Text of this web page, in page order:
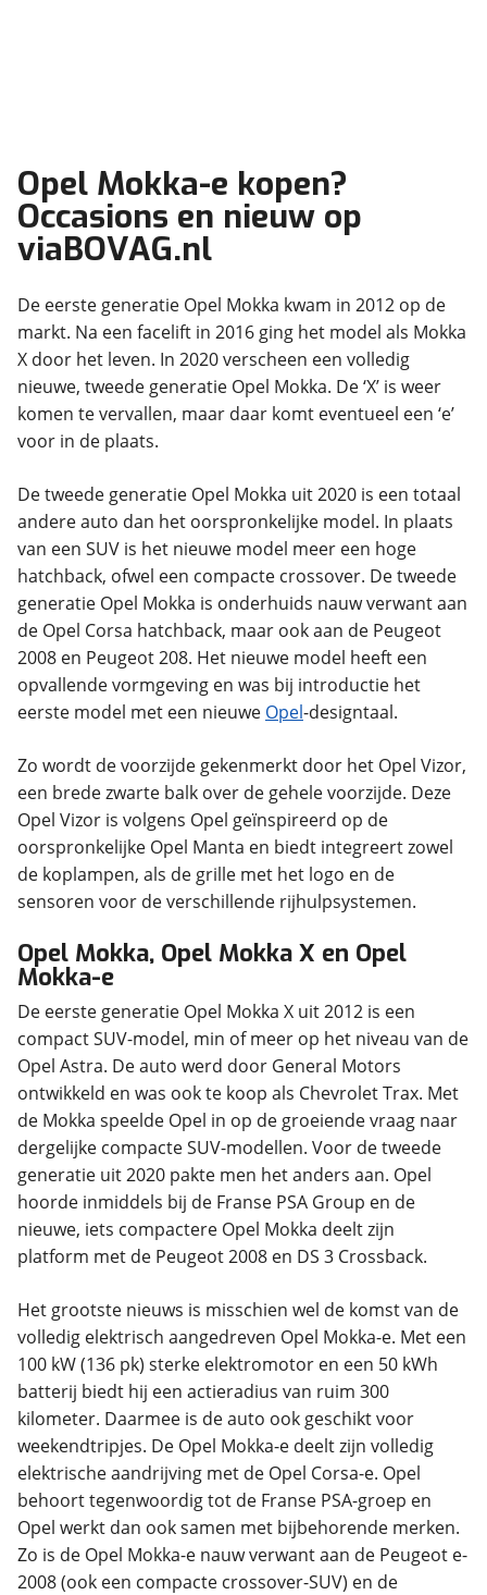
Opel Mokka-e kopen?
Occasions en nieuw op
viaBOVAG.nl
De eerste generatie Opel Mokka kwam in 2012 op de
markt. Na een facelift in 2016 ging het model als Mokka
X door het leven. In 2020 verscheen een volledig
nieuwe, tweede generatie Opel Mokka. De ‘X’ is weer
komen te vervallen, maar daar komt eventueel een ‘e’
voor in de plaats.
De tweede generatie Opel Mokka uit 2020 is een totaal
andere auto dan het oorspronkelijke model. In plaats
van een SUV is het nieuwe model meer een hoge
hatchback, ofwel een compacte crossover. De tweede
generatie Opel Mokka is onderhuids nauw verwant aan
de Opel Corsa hatchback, maar ook aan de Peugeot
2008 en Peugeot 208. Het nieuwe model heeft een
opvallende vormgeving en was bij introductie het
eerste model met een nieuwe Opel-designtaal.
Zo wordt de voorzijde gekenmerkt door het Opel Vizor,
een brede zwarte balk over de gehele voorzijde. Deze
Opel Vizor is volgens Opel geïnspireerd op de
oorspronkelijke Opel Manta en biedt integreert zowel
de koplampen, als de grille met het logo en de
sensoren voor de verschillende rijhulpsystemen.
Opel Mokka, Opel Mokka X en Opel
Mokka-e
De eerste generatie Opel Mokka X uit 2012 is een
compact SUV-model, min of meer op het niveau van de
Opel Astra. De auto werd door General Motors
ontwikkeld en was ook te koop als Chevrolet Trax. Met
de Mokka speelde Opel in op de groeiende vraag naar
dergelijke compacte SUV-modellen. Voor de tweede
generatie uit 2020 pakte men het anders aan. Opel
hoorde inmiddels bij de Franse PSA Group en de
nieuwe, iets compactere Opel Mokka deelt zijn
platform met de Peugeot 2008 en DS 3 Crossback.
Het grootste nieuws is misschien wel de komst van de
volledig elektrisch aangedreven Opel Mokka-e. Met een
100 kW (136 pk) sterke elektromotor en een 50 kWh
batterij biedt hij een actieradius van ruim 300
kilometer. Daarmee is de auto ook geschikt voor
weekendtripjes. De Opel Mokka-e deelt zijn volledig
elektrische aandrijving met de Opel Corsa-e. Opel
behoort tegenwoordig tot de Franse PSA-groep en
Opel werkt dan ook samen met bijbehorende merken.
Zo is de Opel Mokka-e nauw verwant aan de Peugeot e-
2008 (ook een compacte crossover-SUV) en de